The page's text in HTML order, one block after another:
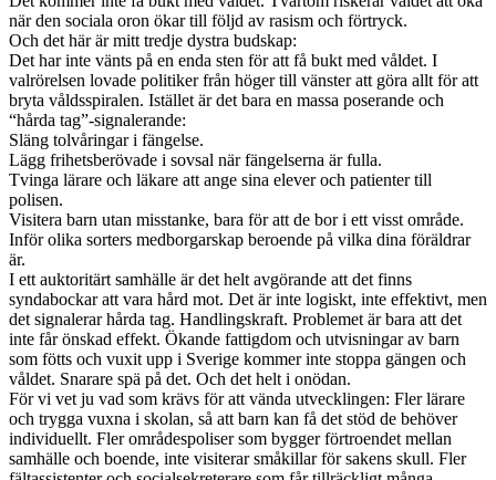
när den sociala oron ökar till följd av rasism och förtryck.
Och det här är mitt tredje dystra budskap:
Det har inte vänts på en enda sten för att få bukt med våldet. I
valrörelsen lovade politiker från höger till vänster att göra allt för att
bryta våldsspiralen. Istället är det bara en massa poserande och
“hårda tag”-signalerande:
Släng tolvåringar i fängelse.
Lägg frihetsberövade i sovsal när fängelserna är fulla.
Tvinga lärare och läkare att ange sina elever och patienter till
polisen.
Visitera barn utan misstanke, bara för att de bor i ett visst område.
Inför olika sorters medborgarskap beroende på vilka dina föräldrar
är.
I ett auktoritärt samhälle är det helt avgörande att det finns
syndabockar att vara hård mot. Det är inte logiskt, inte effektivt, men
det signalerar hårda tag. Handlingskraft. Problemet är bara att det
inte får önskad effekt. Ökande fattigdom och utvisningar av barn
som fötts och vuxit upp i Sverige kommer inte stoppa gängen och
våldet. Snarare spä på det. Och det helt i onödan.
För vi vet ju vad som krävs för att vända utvecklingen: Fler lärare
och trygga vuxna i skolan, så att barn kan få det stöd de behöver
individuellt. Fler områdespoliser som bygger förtroendet mellan
samhälle och boende, inte visiterar småkillar för sakens skull. Fler